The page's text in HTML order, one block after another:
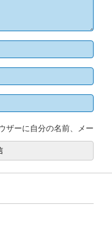
ザーに自分の名前、メー